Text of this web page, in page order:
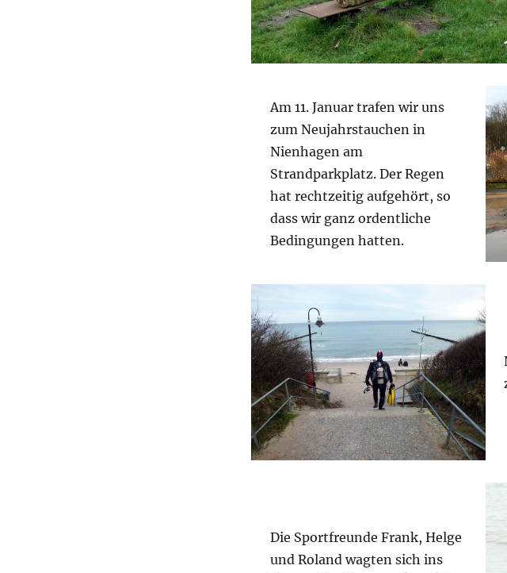
Am 11. Januar trafen wir uns
zum Neujahrstauchen in
Nienhagen am
Strandparkplatz. Der Regen
hat rechtzeitig aufgehört, so
dass wir ganz ordentliche
Bedingungen hatten.
Die Sportfreunde Frank, Helge
und Roland wagten sich ins